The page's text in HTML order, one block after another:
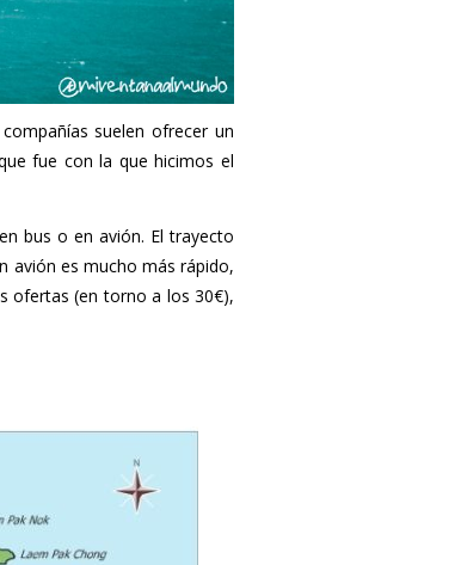
suelen ofrecer un
fue con la que hicimos el
bus o en avión. El trayecto
avión es mucho más rápido,
ofertas (en torno a los 30€),